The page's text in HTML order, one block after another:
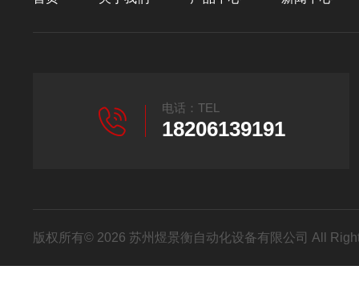
电话：TEL
18206139191
版权所有© 2026 苏州煜景衡自动化设备有限公司 All